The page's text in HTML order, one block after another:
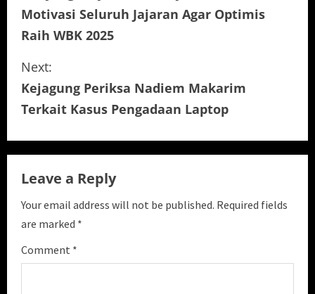
n
t
i
n
u
e
R
e
a
Motivasi Seluruh Jajaran Agar Optimis
Raih WBK 2025
Next:
Kejagung Periksa Nadiem Makarim
Terkait Kasus Pengadaan Laptop
Leave a Reply
Your email address will not be published. Required fields
are marked *
Comment *